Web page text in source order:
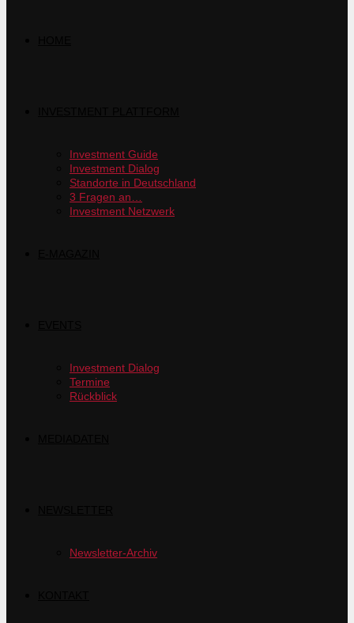
Investment Guide
Investment Dialog
Standorte in Deutschland
3 Fragen an…
Investment Netzwerk
Investment Dialog
Termine
Rückblick
Newsletter-Archiv